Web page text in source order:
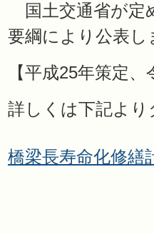
国土交通省が定
要綱により公表し
【平成25年策定
詳しくは下記よ
橋梁長寿命化修繕